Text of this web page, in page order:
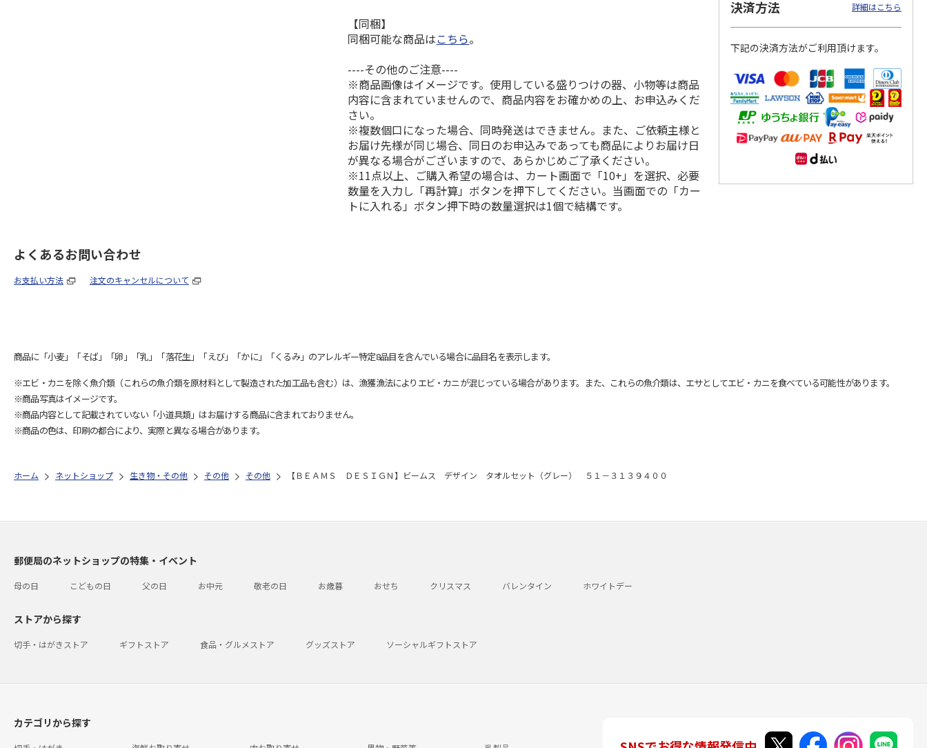
【同梱】
同梱可能な商品はこちら。
----その他のご注意----
※商品画像はイメージです。使用している盛りつけの器、小物等は商品
内容に含まれていませんので、商品内容をお確かめの上、お申込みくだ
さい。
※複数個口になった場合、同時発送はできません。また、ご依頼主様と
お届け先様が同じ場合、同日のお申込みであっても商品によりお届け日
が異なる場合がございますので、あらかじめご了承ください。
※11点以上、ご購入希望の場合は、カート画面で「10+」を選択、必要
数量を入力し「再計算」ボタンを押下してください。当画面での「カー
トに入れる」ボタン押下時の数量選択は1個で結構です。
決済方法 詳細はこちら
下記の決済方法がご利用頂けます。
よくあるお問い合わせ
お支払い方法 注文のキャンセルについて
商品に「小麦」「そば」「卵」「乳」「落花生」「えび」「かに」「くるみ」のアレルギー特定8品目を含んでいる場合に品目名を表示します。
※エビ・カニを除く魚介類（これらの魚介類を原材料として製造された加工品も含む）は、漁獲漁法によりエビ・カニが混じっている場合があります。また、これらの魚介類は、エサとしてエビ・カニを食べている可能性があります。
※商品写真はイメージです。
※商品内容として記載されていない「小道具類」はお届けする商品に含まれておりません。
※商品の色は、印刷の都合により、実際と異なる場合があります。
ホーム ネットショップ 生き物・その他 その他 その他 【ＢＥＡＭＳ ＤＥＳＩＧＮ】ビームス デザイン タオルセット（グレー） ５１－３１３９４００
郵便局のネットショップの特集・イベント
母の日 こどもの日 父の日 お中元 敬老の日 お歳暮 おせち クリスマス バレンタイン ホワイトデー
ストアから探す
切手・はがきストア ギフトストア 食品・グルメストア グッズストア ソーシャルギフトストア
カテゴリから探す